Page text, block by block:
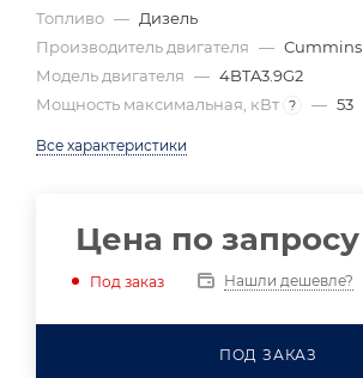
Топливо — Дизель
Производитель двигателя — Cummins
Модель двигателя — 4BTA3.9G2
Мощность максимальная, кВт ? — 53
Все характеристики
Цена по запросу
Под заказ Нашли дешевле?
ПОД ЗАКАЗ